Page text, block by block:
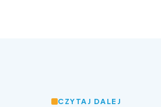
CZYTAJ DALEJ